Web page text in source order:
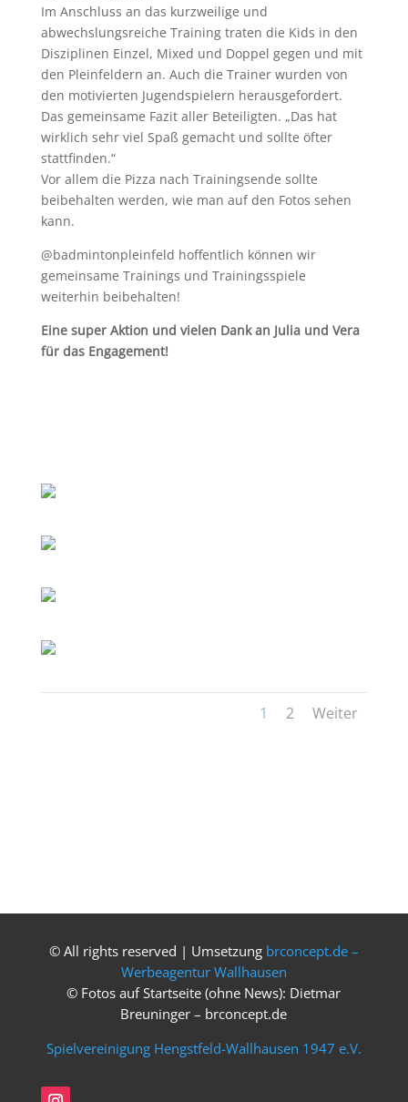
Im Anschluss an das kurzweilige und
abwechslungsreiche Training traten die Kids in den
Disziplinen Einzel, Mixed und Doppel gegen und mit
den Pleinfeldern an. Auch die Trainer wurden von
den motivierten Jugendspielern herausgefordert.
Das gemeinsame Fazit aller Beteiligten. „Das hat
wirklich sehr viel Spaß gemacht und sollte öfter
stattfinden.“
Vor allem die Pizza nach Trainingsende sollte
beibehalten werden, wie man auf den Fotos sehen
kann.
@badmintonpleinfeld hoffentlich können wir
gemeinsame Trainings und Trainingsspiele
weiterhin beibehalten!
Eine super Aktion und vielen Dank an Julia und Vera
für das Engagement!
1 2 Weiter
© All rights reserved | Umsetzung brconcept.de –
Werbeagentur Wallhausen
© Fotos auf Startseite (ohne News): Dietmar
Breuninger – brconcept.de
Spielvereinigung Hengstfeld-Wallhausen 1947 e.V.